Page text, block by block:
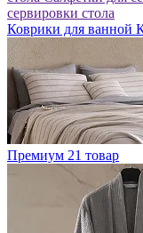
сервировки стола
Коврики для ванной
Премиум 21 товар